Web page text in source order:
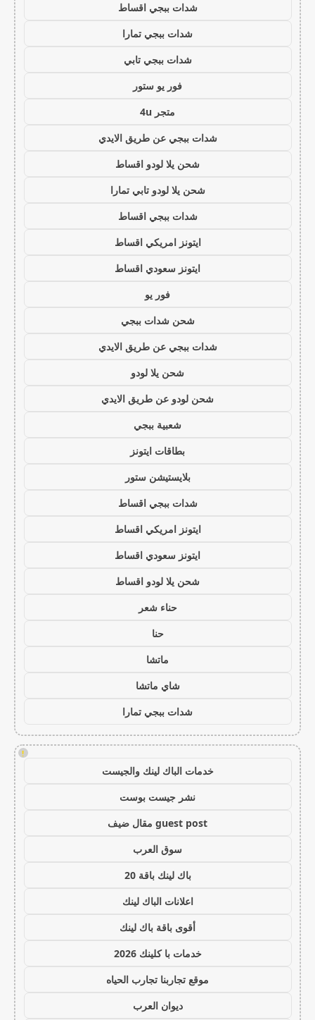
شدات ببجي اقساط
شدات ببجي تمارا
شدات ببجي تابي
فور يو ستور
متجر 4u
شدات ببجي عن طريق الايدي
شحن يلا لودو اقساط
شحن يلا لودو تابي تمارا
شدات ببجي اقساط
ايتونز امريكي اقساط
ايتونز سعودي اقساط
فور يو
شحن شدات ببجي
شدات ببجي عن طريق الايدي
شحن يلا لودو
شحن لودو عن طريق الايدي
شعبية ببجي
بطاقات ايتونز
بلايستيشن ستور
شدات ببجي اقساط
ايتونز امريكي اقساط
ايتونز سعودي اقساط
شحن يلا لودو اقساط
حناء شعر
حنا
ماتشا
شاي ماتشا
شدات ببجي تمارا
!
خدمات الباك لينك والجيست
نشر جيست بوست
guest post مقال ضيف
سوق العرب
باك لينك باقة 20
اعلانات الباك لينك
أقوى باقة باك لينك
خدمات با كلينك 2026
موقع تجاربنا تجارب الحياه
ديوان العرب